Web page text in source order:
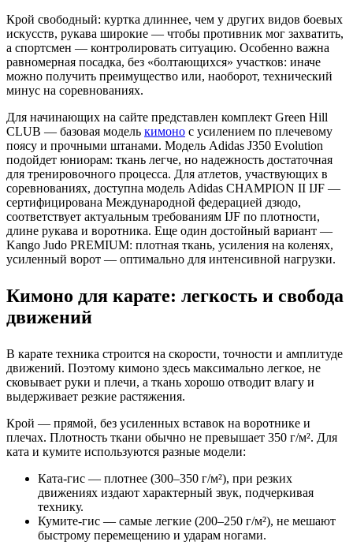
Крой свободный: куртка длиннее, чем у других видов боевых
искусств, рукава широкие — чтобы противник мог захватить,
а спортсмен — контролировать ситуацию. Особенно важна
равномерная посадка, без «болтающихся» участков: иначе
можно получить преимущество или, наоборот, технический
минус на соревнованиях.
Для начинающих на сайте представлен комплект Green Hill
CLUB — базовая модель кимоно с усилением по плечевому
поясу и прочными штанами. Модель Adidas J350 Evolution
подойдет юниорам: ткань легче, но надежность достаточная
для тренировочного процесса. Для атлетов, участвующих в
соревнованиях, доступна модель Adidas CHAMPION II IJF —
сертифицирована Международной федерацией дзюдо,
соответствует актуальным требованиям IJF по плотности,
длине рукава и воротника. Еще один достойный вариант —
Kango Judo PREMIUM: плотная ткань, усиления на коленях,
усиленный ворот — оптимально для интенсивной нагрузки.
Кимоно для карате: легкость и свобода
движений
В карате техника строится на скорости, точности и амплитуде
движений. Поэтому кимоно здесь максимально легкое, не
сковывает руки и плечи, а ткань хорошо отводит влагу и
выдерживает резкие растяжения.
Крой — прямой, без усиленных вставок на воротнике и
плечах. Плотность ткани обычно не превышает 350 г/м². Для
ката и кумите используются разные модели:
Ката-гис — плотнее (300–350 г/м²), при резких
движениях издают характерный звук, подчеркивая
технику.
Кумите-гис — самые легкие (200–250 г/м²), не мешают
быстрому перемещению и ударам ногами.